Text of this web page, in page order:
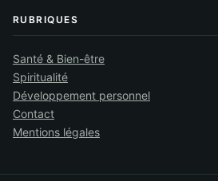
RUBRIQUES
Santé & Bien-être
Spiritualité
Développement personnel
Contact
Mentions légales